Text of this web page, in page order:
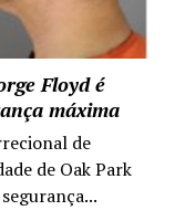
Floyd é
máxima
de
de Oak Park